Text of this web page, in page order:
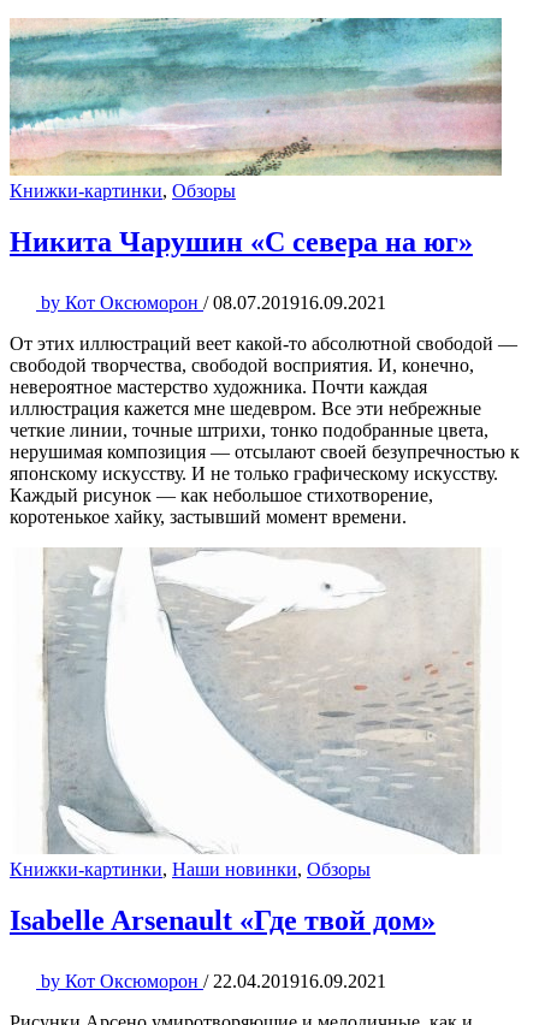
Книжки-картинки, Обзоры
Никита Чарушин «С севера на юг»
by Кот Оксюморон / 08.07.201916.09.2021
От этих иллюстраций веет какой-то абсолютной свободой —
свободой творчества, свободой восприятия. И, конечно,
невероятное мастерство художника. Почти каждая
иллюстрация кажется мне шедевром. Все эти небрежные
четкие линии, точные штрихи, тонко подобранные цвета,
нерушимая композиция — отсылают своей безупречностью к
японскому искусству. И не только графическому искусству.
Каждый рисунок — как небольшое стихотворение,
коротенькое хайку, застывший момент времени.
Книжки-картинки, Наши новинки, Обзоры
Isabelle Arsenault «Где твой дом»
by Кот Оксюморон / 22.04.201916.09.2021